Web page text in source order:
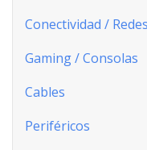
Conectividad / Redes
Gaming / Consolas
Cables
Periféricos